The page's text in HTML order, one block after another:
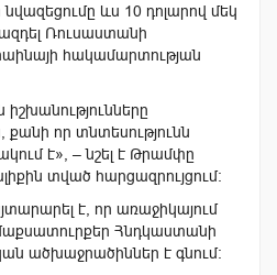
ևս 10 դոլարով մեկ
Ռուսաստանի
հակամարտության
իշխանությունները
քանի որ տնտեսությունն
է», – նշել է Թրամփը
տված հարցազրույցում։
է, որ առաջիկայում
Հնդկաստանի
ածխաջրածիններ է գնում։